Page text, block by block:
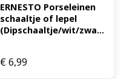
ERNESTO Porseleinen
schaaltje of lepel
(Dipschaaltje/wit/zwa...
€6,99